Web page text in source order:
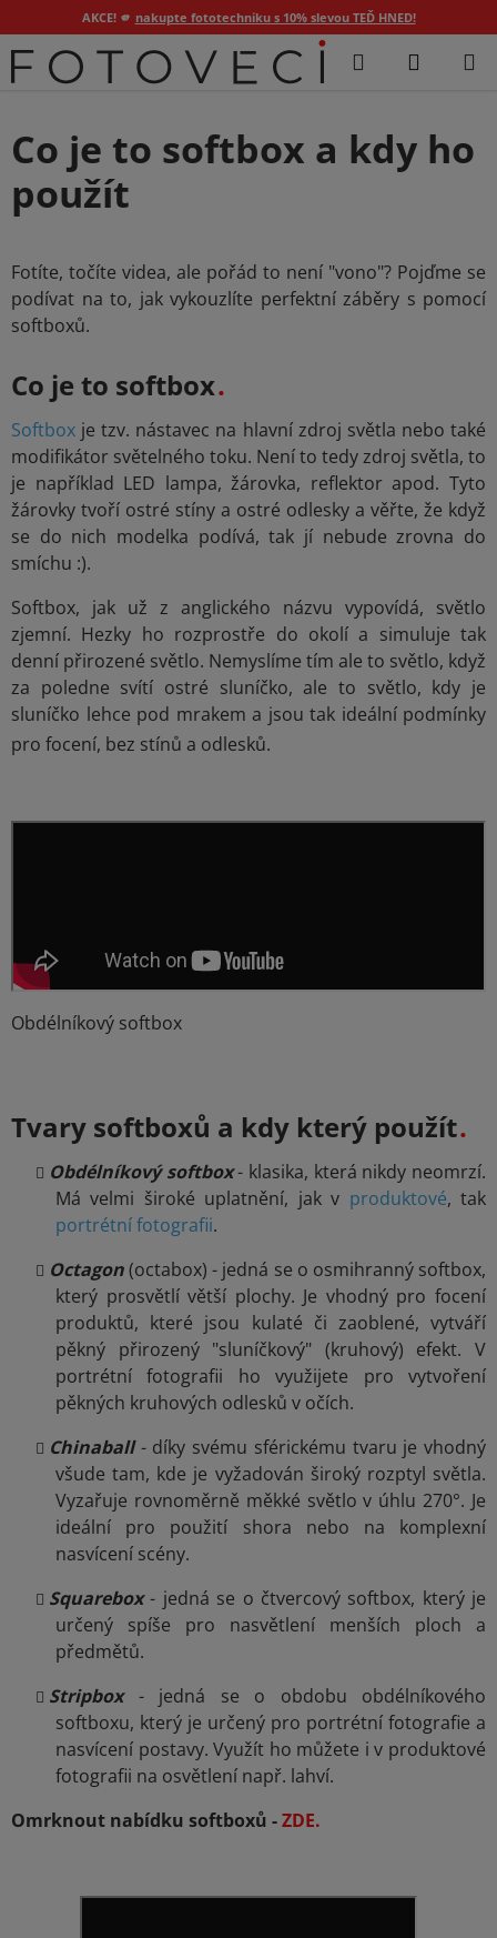
AKCE! 🫵 nakupte fototechniku s 10% slevou TEĎ HNED!
Přejít
na
Hledat
Co je to softbox a kdy ho
použít
Fotíte, točíte videa, ale pořád to není "vono"? Pojďme se
podívat na to, jak vykouzlíte perfektní záběry s pomocí
softboxů.
Co je to softbox
Softbox je tzv. nástavec na hlavní zdroj světla nebo také
modifikátor světelného toku. Není to tedy zdroj světla, to
je například LED lampa, žárovka, reflektor apod. Tyto
žárovky tvoří ostré stíny a ostré odlesky a věřte, že když
se do nich modelka podívá, tak jí nebude zrovna do
smíchu :).
Softbox, jak už z anglického názvu vypovídá, světlo
zjemní. Hezky ho rozprostře do okolí a simuluje tak
denní přirozené světlo. Nemyslíme tím ale to světlo, když
za poledne svítí ostré sluníčko, ale to světlo, kdy je
sluníčko lehce pod mrakem a jsou tak ideální podmínky
pro focení, bez stínů a odlesků.
Obdélníkový softbox
Tvary softboxů a kdy který použít
Obdélníkový softbox- klasika, která nikdy neomrzí.
Má velmi široké uplatnění, jak v produktové, tak
portrétní fotografii.
Octagon(octabox) - jedná se o osmihranný softbox,
který prosvětlí větší plochy. Je vhodný pro focení
produktů, které jsou kulaté či zaoblené, vytváří
pěkný přirozený "sluníčkový" (kruhový) efekt. V
portrétní fotografii ho využijete pro vytvoření
pěkných kruhových odlesků v očích.
Chinaball- díky svému sférickému tvaru je vhodný
všude tam, kde je vyžadován široký rozptyl světla.
Vyzařuje rovnoměrně měkké světlo v úhlu 270°. Je
ideální pro použití shora nebo na komplexní
nasvícení scény.
Squarebox- jedná se o čtvercový softbox, který je
určený spíše pro nasvětlení menších ploch a
předmětů.
Stripbox- jedná se o obdobu obdélníkového
softboxu, který je určený pro portrétní fotografie a
nasvícení postavy. Využít ho můžete i v produktové
fotografii na osvětlení např. lahví.
Omrknout nabídku softboxů -ZDE.